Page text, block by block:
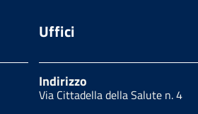
Uffici
Indirizzo
Via Cittadella della Salute n. 4